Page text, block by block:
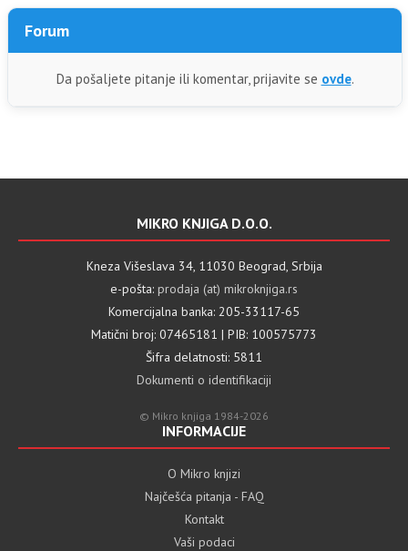
Forum
Da pošaljete pitanje ili komentar, prijavite se ovde.
MIKRO KNJIGA D.O.O.
Kneza Višeslava 34, 11030 Beograd, Srbija
e-pošta: prodaja (at) mikroknjiga.rs
Komercijalna banka: 205-33117-65
Matični broj: 07465181 | PIB: 100575773
Šifra delatnosti: 5811
Dokumenti o identifikaciji
© Mikro knjiga 1984-2026
INFORMACIJE
O Mikro knjizi
Najčešća pitanja - FAQ
Kontakt
Vaši podaci